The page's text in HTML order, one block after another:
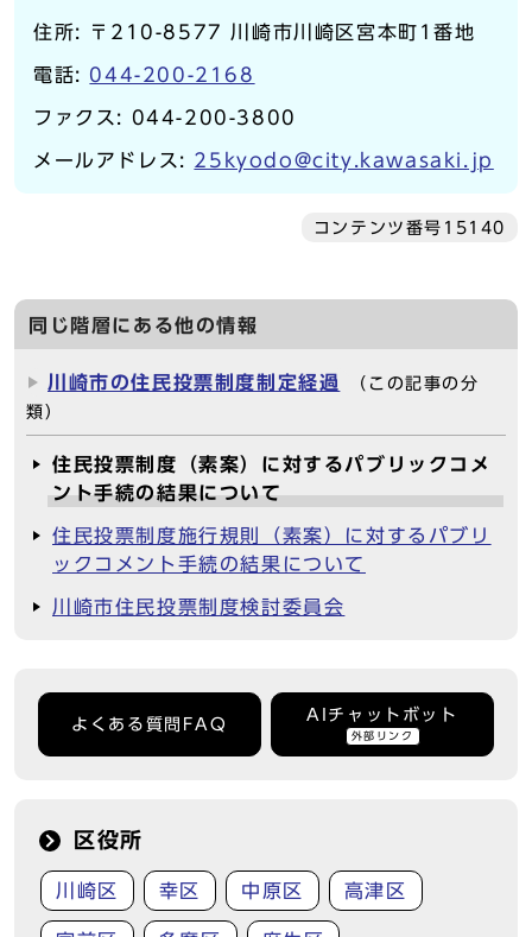
住所: 〒210-8577 川崎市川崎区宮本町1番地
電話: 044-200-2168
ファクス: 044-200-3800
メールアドレス: 25kyodo@city.kawasaki.jp
コンテンツ番号15140
同じ階層にある他の情報
川崎市の住民投票制度制定経過
（この記事の分
類）
住民投票制度（素案）に対するパブリックコメ
ント手続の結果について
住民投票制度施行規則（素案）に対するパブリ
ックコメント手続の結果について
川崎市住民投票制度検討委員会
よくある質問FAQ
AIチャットボット
外部リンク
区役所
川崎区 幸区 中原区 高津区